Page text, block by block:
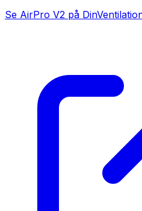
Se AirPro V2 på